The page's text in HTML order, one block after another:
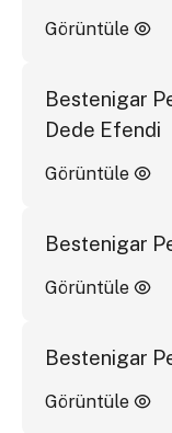
Görüntüle
Bestenigar
Dede Efendi
Görüntüle
Bestenigar
Görüntüle
Bestenigar
Görüntüle